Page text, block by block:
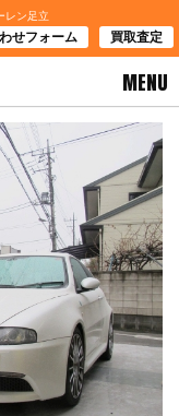
レン足立
せフォーム 買取査定
MENU